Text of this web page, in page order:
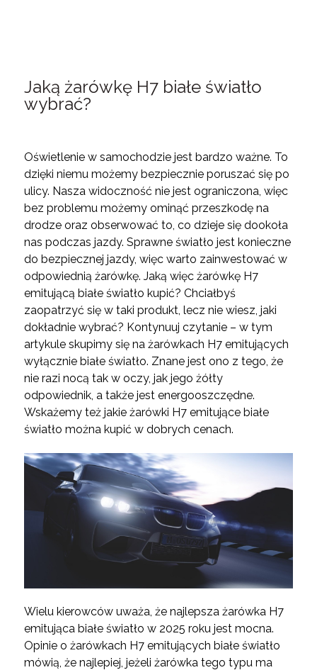
Jaką żarówkę H7 białe światło
wybrać?
Oświetlenie w samochodzie jest bardzo ważne. To
dzięki niemu możemy bezpiecznie poruszać się po
ulicy. Nasza widoczność nie jest ograniczona, więc
bez problemu możemy ominąć przeszkodę na
drodze oraz obserwować to, co dzieje się dookoła
nas podczas jazdy. Sprawne światło jest konieczne
do bezpiecznej jazdy, więc warto zainwestować w
odpowiednią żarówkę. Jaką więc żarówkę H7
emitującą białe światło kupić? Chciałbyś
zaopatrzyć się w taki produkt, lecz nie wiesz, jaki
dokładnie wybrać? Kontynuuj czytanie – w tym
artykule skupimy się na żarówkach H7 emitujących
wyłącznie białe światło. Znane jest ono z tego, że
nie razi nocą tak w oczy, jak jego żółty
odpowiednik, a także jest energooszczędne.
Wskażemy też jakie żarówki H7 emitujące białe
światło można kupić w dobrych cenach.
Wielu kierowców uważa, że najlepsza żarówka H7
emitująca białe światło w 2025 roku jest mocna.
Opinie o żarówkach H7 emitujących białe światło
mówią, że najlepiej, jeżeli żarówka tego typu ma